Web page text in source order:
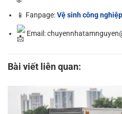
📱 Fanpage:Vệ sinh công
Email:
Bài viết liên quan: